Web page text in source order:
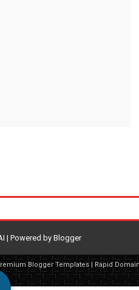
| Powered by Blogger
Blogger Templates| Rapid